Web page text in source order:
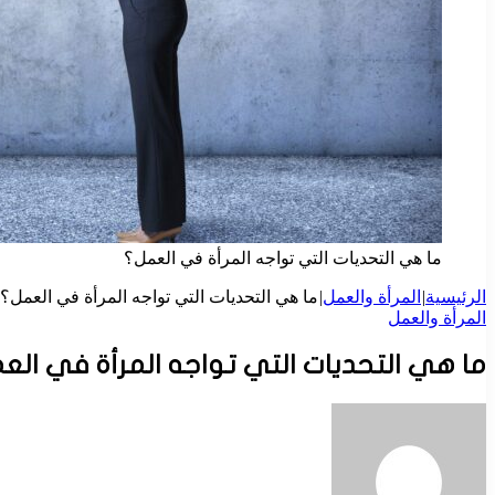
ما هي التحديات التي تواجه المرأة في العمل؟
الرئيسية| المرأة والعمل|ما هي التحديات التي تواجه المرأة في العمل؟
المرأة والعمل
ما هي التحديات التي تواجه المرأة في